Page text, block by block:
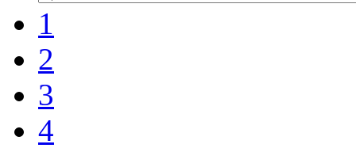
1
2
3
4